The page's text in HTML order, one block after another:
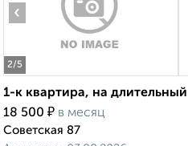
2/5
‹
1-к квартира, на
18 500 ₽ в месяц
Советская 87